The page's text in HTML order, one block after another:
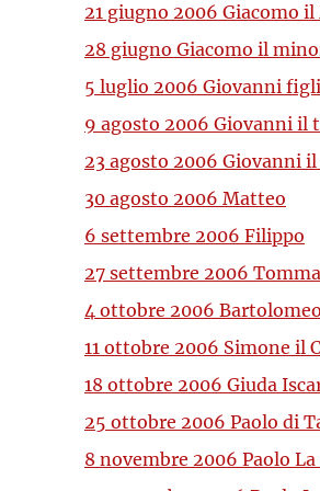
21 giugno 2006 Giacomo
28 giugno Giacomo il
5 luglio 2006 Giovanni
9 agosto 2006 Giovanni il
23 agosto 2006 Giovanni
30 agosto 2006 Matteo
6 settembre 2006 Filippo
27 settembre 2006
4 ottobre 2006 Bartolomeo
11 ottobre 2006 Simone il
18 ottobre 2006 Giuda
25 ottobre 2006 Paolo di
8 novembre 2006 Paolo